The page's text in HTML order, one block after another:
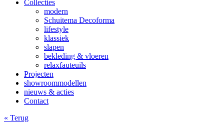
Collecties
modern
Schuitema Decoforma
lifestyle
klassiek
slapen
bekleding & vloeren
relaxfauteuils
Projecten
showroommodellen
nieuws & acties
Contact
« Terug